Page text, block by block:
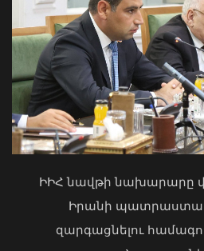
Սուրենյան
08 Օգոստոս, 2026 11:35
Մկրտության
Արտաշատում 14 մարդ
ախտանիշներով դիմել է ԲԿ.
02 Օգոստոս, 2026 15:06
ԻԻՀ նավթի նախարարը
Իրանի
զարգացնելու